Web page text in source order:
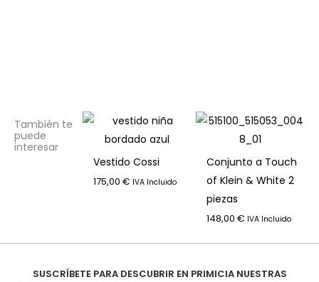
También te
puede
interesar
Vestido Cossi
175,00€ IVA Incluido
Conjunto a Touch
of Klein & White 2
piezas
148,00 € IVA Incluido
SUSCRÍBETE PARA DESCUBRIR EN PRIMICIA NUESTRAS